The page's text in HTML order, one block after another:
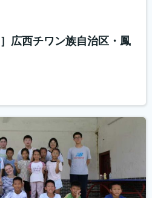
広西チワン族自治区・鳳